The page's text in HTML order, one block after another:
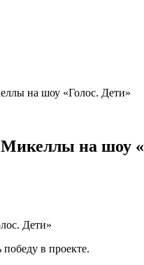
на шоу «Голос. Дети»
Микеллы на шоу
победу в проекте.